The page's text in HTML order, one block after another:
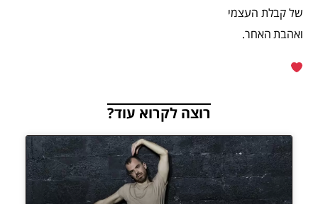
של קבלת העצמי
ואהבת האחר.
רוצה לקרוא עוד?